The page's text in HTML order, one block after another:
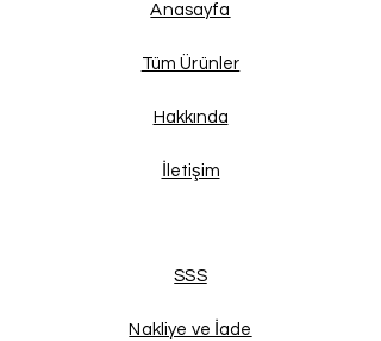
Anasayfa
Tüm Ürünler
Hakkında
İletişim
SSS
Nakliye ve İade